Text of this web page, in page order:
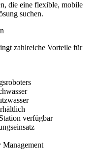
die eine flexible, mobile
suchen.
zahlreiche Vorteile für
verfügbar